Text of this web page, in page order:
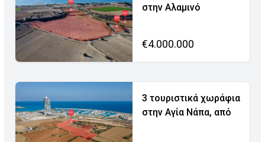
στην Αλαμινό
€4.000.000
3 τουριστικά χωράφια
στην Αγία Νάπα, από